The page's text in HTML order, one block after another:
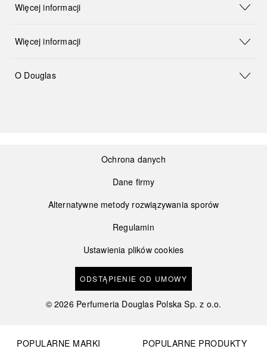
Więcej informacji
Więcej informacji
O Douglas
Ochrona danych
Dane firmy
Alternatywne metody rozwiązywania sporów
Regulamin
Ustawienia plików cookies
ODSTĄPIENIE OD UMOWY
©2026 Perfumeria Douglas Polska Sp. z o.o.
POPULARNE MARKI
POPULARNE PRODUKTY